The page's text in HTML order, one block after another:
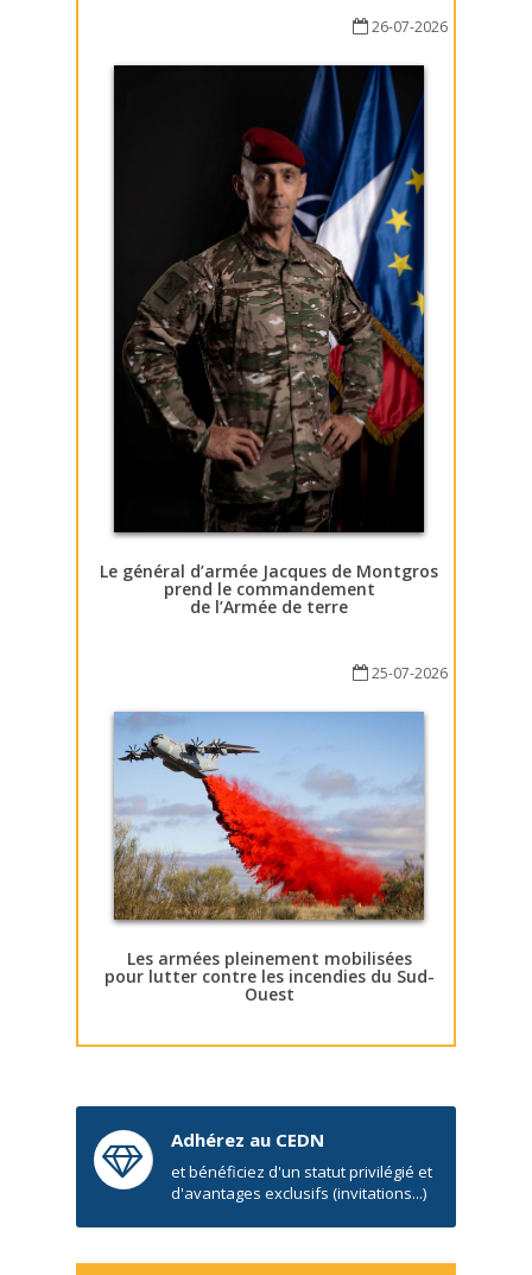
26-07-2026
Le général d’armée Jacques de Montgros
prend le commandement
de l’Armée de terre
25-07-2026
Les armées pleinement mobilisées
pour lutter contre les incendies du Sud-
Ouest
Adhérez au CEDN
et bénéficiez d'un statut privilégié et
d'avantages exclusifs (invitations...)